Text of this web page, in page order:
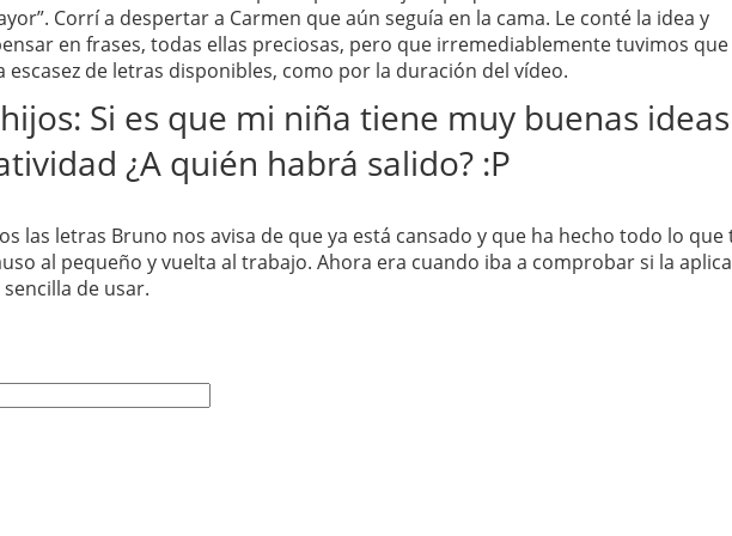
Corrí a despertar a Carmen que aún seguía en la cama. Le conté la idea y
en frases, todas ellas preciosas, pero que irremediablemente tuvimos
de letras disponibles, como por la duración del vídeo.
Si es que mi niña tiene muy buenas
¿A quién habrá salido? :P
las letras Bruno nos avisa de que ya está cansado y que ha hecho todo lo que
al pequeño y vuelta al trabajo. Ahora era cuando iba a comprobar si la
de usar.